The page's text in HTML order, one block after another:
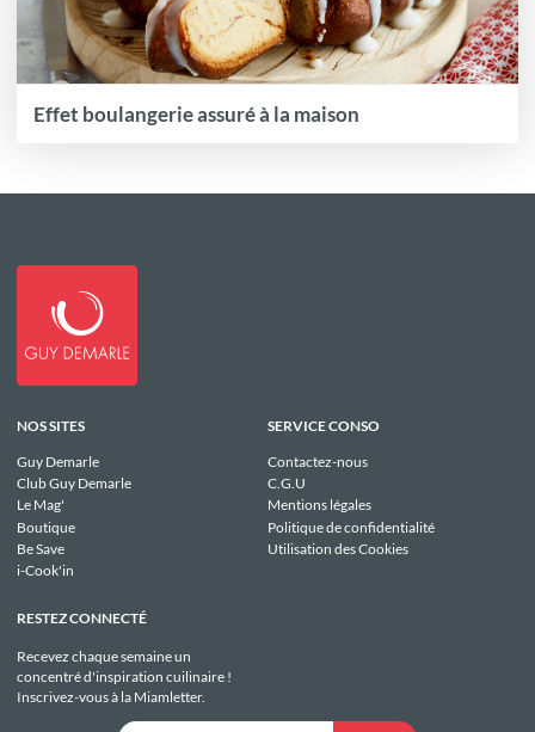
Effet boulangerie assuré à la maison
NOS SITES
Guy Demarle
Club Guy Demarle
Le Mag'
Boutique
Be Save
i-Cook'in
SERVICE CONSO
Contactez-nous
C.G.U
Mentions légales
Politique de confidentialité
Utilisation des Cookies
RESTEZ CONNECTÉ
Recevez chaque semaine un
concentré d'inspiration cuilinaire !
Inscrivez-vous à la Miamletter.